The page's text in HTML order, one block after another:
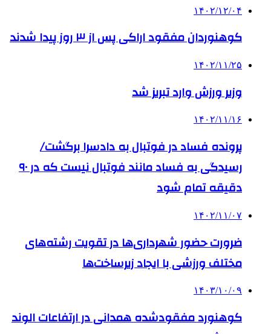
۱۴۰۲/۱۲/۰۴
کوهنوردان مفقود اراکی پس از ۳ روز پیدا شدند
۱۴۰۲/۱۱/۲۵
وزیر ورزش وارد تبریز شد
۱۴۰۲/۱۱/۱۶
پرونده فساد در فوتبال به دادسرا برگشت/
رسیدگی به فساد مانند فوتبال نیست که در ۹۰
دقیقه تمام شود
۱۴۰۲/۱۱/۰۷
ضرورت حضور شهرداری‌ها در تقویت رشته‌های
مختلف ورزشی با ایجاد زیرساخت‌ها
۱۴۰۳/۱۰/۰۹
کوهنورد مفقودشده همدانی در ارتفاعات الوند